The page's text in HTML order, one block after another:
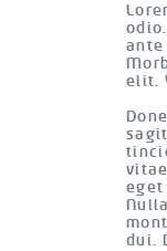
elit.
dui.